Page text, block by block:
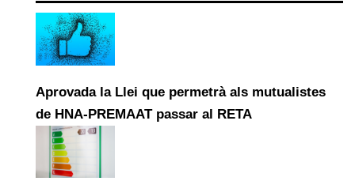
Aprovada la Llei que permetrà als mutualistes
de HNA-PREMAAT passar al RETA